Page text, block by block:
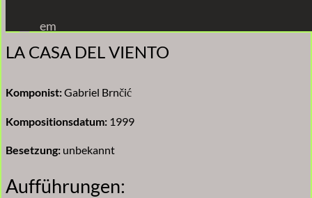
Inhalt
springen
em
LA CASA DEL VIENTO
Komponist:Gabriel Brnčić
Kompositionsdatum: 1999
Besetzung: unbekannt
Aufführungen: